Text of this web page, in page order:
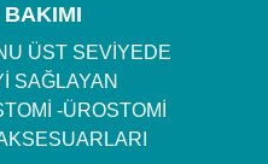
BAKIMI
ÜST SEVİYEDE
SAĞLAYAN
-ÜROSTOMİ